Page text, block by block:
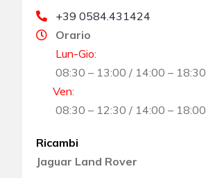
+39 0584.431424
Orario
Lun-Gio:
08:30 – 13:00 / 14:00 – 18:30
Ven:
08:30 – 12:30 / 14:00 – 18:00
Ricambi
Jaguar Land Rover